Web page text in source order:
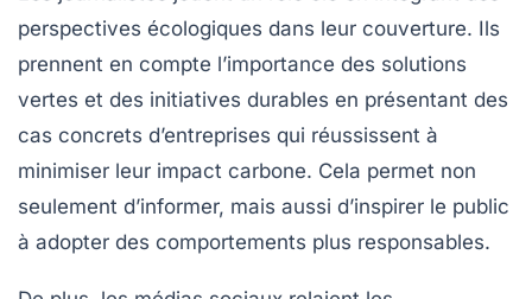
perspectives écologiques dans leur couverture. Ils
prennent en compte l’importance des solutions
vertes et des initiatives durables en présentant des
cas concrets d’entreprises qui réussissent à
minimiser leur impact carbone. Cela permet non
seulement d’informer, mais aussi d’inspirer le public
à adopter des comportements plus responsables.